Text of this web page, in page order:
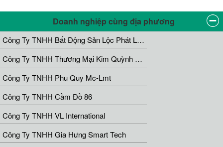
Doanh nghiệp cùng địa phương
Công Ty TNHH Bất Động Sản Lộc Phát Land
Công Ty TNHH Thương Mại Kim Quỳnh Nguyên
Công Ty TNHH Phu Quy Mc-Lmt
Công Ty TNHH Cầm Đồ 86
Công Ty TNHH VL International
Công Ty TNHH Gia Hưng Smart Tech